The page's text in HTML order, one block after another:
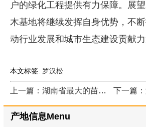
户的绿化工程提供有力保障。展
木基地将继续发挥自身优势，不
动行业发展和城市生态建设贡献力
本文标签: 罗汉松
上一篇：湖南省最大的苗木市场在哪里
产地信息Menu